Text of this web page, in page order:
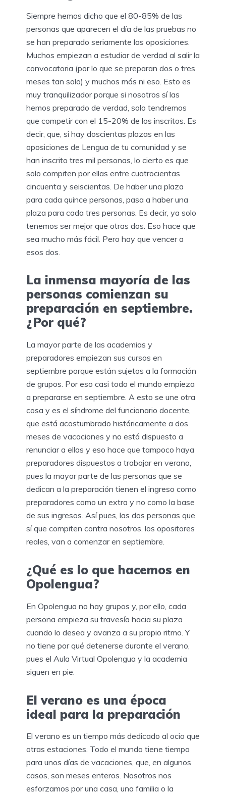
Siempre hemos dicho que el 80-85% de las
personas que aparecen el día de las pruebas no
se han preparado seriamente las oposiciones.
Muchos empiezan a estudiar de verdad al salir la
convocatoria (por lo que se preparan dos o tres
meses tan solo) y muchos más ni eso. Esto es
muy tranquilizador porque si nosotros sí las
hemos preparado de verdad, solo tendremos
que competir con el 15-20% de los inscritos. Es
decir, que, si hay doscientas plazas en las
oposiciones de Lengua de tu comunidad y se
han inscrito tres mil personas, lo cierto es que
solo compiten por ellas entre cuatrocientas
cincuenta y seiscientas. De haber una plaza
para cada quince personas, pasa a haber una
plaza para cada tres personas. Es decir, ya solo
tenemos ser mejor que otras dos. Eso hace que
sea mucho más fácil. Pero hay que vencer a
esos dos.
La inmensa mayoría de las
personas comienzan su
preparación en septiembre.
¿Por qué?
La mayor parte de las academias y
preparadores empiezan sus cursos en
septiembre porque están sujetos a la formación
de grupos. Por eso casi todo el mundo empieza
a prepararse en septiembre. A esto se une otra
cosa y es el síndrome del funcionario docente,
que está acostumbrado históricamente a dos
meses de vacaciones y no está dispuesto a
renunciar a ellas y eso hace que tampoco haya
preparadores dispuestos a trabajar en verano,
pues la mayor parte de las personas que se
dedican a la preparación tienen el ingreso como
preparadores como un extra y no como la base
de sus ingresos. Así pues, las dos personas que
sí que compiten contra nosotros, los opositores
reales, van a comenzar en septiembre.
¿Qué es lo que hacemos en
Opolengua?
En Opolengua no hay grupos y, por ello, cada
persona empieza su travesía hacia su plaza
cuando lo desea y avanza a su propio ritmo. Y
no tiene por qué detenerse durante el verano,
pues el Aula Virtual Opolengua y la academia
siguen en pie.
El verano es una época
ideal para la preparación
El verano es un tiempo más dedicado al ocio que
otras estaciones. Todo el mundo tiene tiempo
para unos días de vacaciones, que, en algunos
casos, son meses enteros. Nosotros nos
esforzamos por una casa, una familia o la